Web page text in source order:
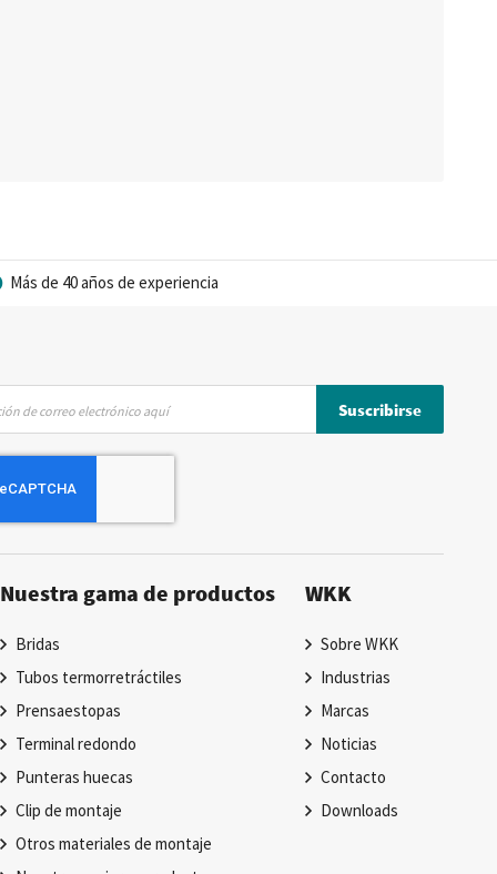
Más de 40 años de experiencia
Suscribirse
Nuestra gama de productos
Bridas
Tubos termorretráctiles
Prensaestopas
Terminal redondo
Punteras huecas
Clip de montaje
Otros materiales de montaje
WKK
Sobre WKK
Industrias
Marcas
Noticias
Contacto
Downloads